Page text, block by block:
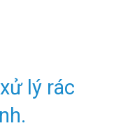
lý rác